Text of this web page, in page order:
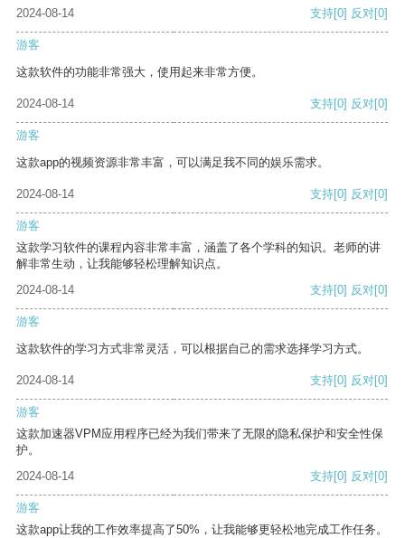
2024-08-14 支持[0] 反对[0]
游客
这款软件的功能非常强大，使用起来非常方便。
2024-08-14 支持[0] 反对[0]
游客
这款app的视频资源非常丰富，可以满足我不同的娱乐需求。
2024-08-14 支持[0] 反对[0]
游客
这款学习软件的课程内容非常丰富，涵盖了各个学科的知识。老师的讲
解非常生动，让我能够轻松理解知识点。
2024-08-14
支持[0] 反对[0]
游客
这款软件的学习方式非常灵活，可以根据自己的需求选择学习方式。
2024-08-14 支持[0] 反对[0]
游客
这款加速器VPM应用程序已经为我们带来了无限的隐私保护和安全性保
护。
2024-08-14
支持[0] 反对[0]
游客
这款app让我的工作效率提高了50%，让我能够更轻松地完成工作任务。